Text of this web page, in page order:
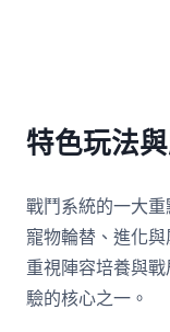
特色玩法
戰鬥系統的一大
寵物輪替、進化
重視陣容培養與
驗的核心之一。